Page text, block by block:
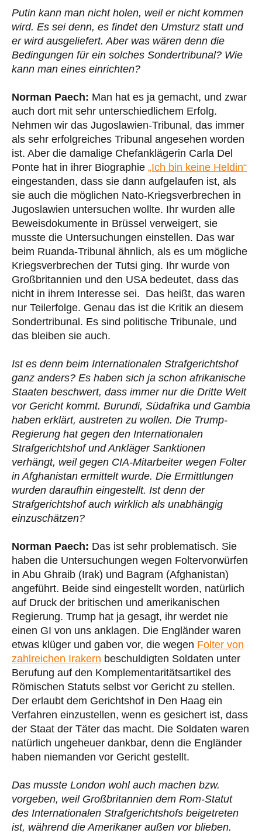
Putin kann man nicht holen, weil er nicht kommen
wird. Es sei denn, es findet den Umsturz statt und
er wird ausgeliefert. Aber was wären denn die
Bedingungen für ein solches Sondertribunal? Wie
kann man eines einrichten?
Norman Paech: Man hat es ja gemacht, und zwar
auch dort mit sehr unterschiedlichem Erfolg.
Nehmen wir das Jugoslawien-Tribunal, das immer
als sehr erfolgreiches Tribunal angesehen worden
ist. Aber die damalige Chefanklägerin Carla Del
Ponte hat in ihrer Biographie „Ich bin keine Heldin“
eingestanden, dass sie dann aufgelaufen ist, als
sie auch die möglichen Nato-Kriegsverbrechen in
Jugoslawien untersuchen wollte. Ihr wurden alle
Beweisdokumente in Brüssel verweigert, sie
musste die Untersuchungen einstellen. Das war
beim Ruanda-Tribunal ähnlich, als es um mögliche
Kriegsverbrechen der Tutsi ging. Ihr wurde von
Großbritannien und den USA bedeutet, dass das
nicht in ihrem Interesse sei. Das heißt, das waren
nur Teilerfolge. Genau das ist die Kritik an diesem
Sondertribunal. Es sind politische Tribunale, und
das bleiben sie auch.
Ist es denn beim Internationalen Strafgerichtshof
ganz anders? Es haben sich ja schon afrikanische
Staaten beschwert, dass immer nur die Dritte Welt
vor Gericht kommt. Burundi, Südafrika und Gambia
haben erklärt, austreten zu wollen. Die Trump-
Regierung hat gegen den Internationalen
Strafgerichtshof und Ankläger Sanktionen
verhängt, weil gegen CIA-Mitarbeiter wegen Folter
in Afghanistan ermittelt wurde. Die Ermittlungen
wurden daraufhin eingestellt. Ist denn der
Strafgerichtshof auch wirklich als unabhängig
einzuschätzen?
Norman Paech: Das ist sehr problematisch. Sie
haben die Untersuchungen wegen Foltervorwürfen
in Abu Ghraib (Irak) und Bagram (Afghanistan)
angeführt. Beide sind eingestellt worden, natürlich
auf Druck der britischen und amerikanischen
Regierung. Trump hat ja gesagt, ihr werdet nie
einen GI von uns anklagen. Die Engländer waren
etwas klüger und gaben vor, die wegen Folter von
zahlreichen Irakern beschuldigten Soldaten unter
Berufung auf den Komplementaritätsartikel des
Römischen Statuts selbst vor Gericht zu stellen.
Der erlaubt dem Gerichtshof in Den Haag ein
Verfahren einzustellen, wenn es gesichert ist, dass
der Staat der Täter das macht. Die Soldaten waren
natürlich ungeheuer dankbar, denn die Engländer
haben niemanden vor Gericht gestellt.
Das musste London wohl auch machen bzw.
vorgeben, weil Großbritannien dem Rom-Statut
des Internationalen Strafgerichtshofs beigetreten
ist, während die Amerikaner außen vor blieben.